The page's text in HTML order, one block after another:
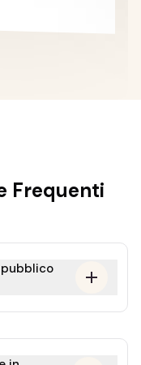
Frequenti